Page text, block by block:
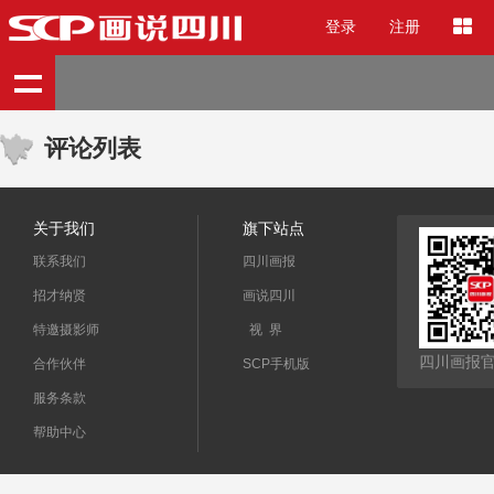
登录 注册
评论列表
关于我们
联系我们
招才纳贤
特邀摄影师
合作伙伴
服务条款
帮助中心
旗下站点
四川画报
画说四川
视 界
SCP手机版 四川画报